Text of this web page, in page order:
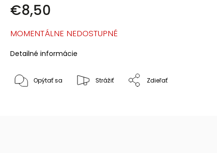
€8,50
MOMENTÁLNE NEDOSTUPNÉ
Detailné informácie
Opýtať sa Strážiť Zdieľať